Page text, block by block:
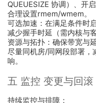
QUEUESIZE 协调）、开
合理设置rmem/wmem。
可选加速：在满足条件时
减少握手时延（需内核与
资源与拓扑：确保带宽与
尽量同机房/同网段部署，
响。
五 监控 变更与回滚
持续监控与排障：